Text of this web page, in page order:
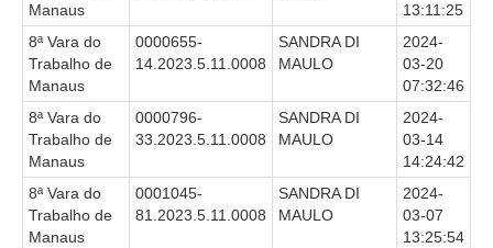
Manaus
13:11:25
8ª Vara do
Trabalho de
Manaus
0000655-
14.2023.5.11.0008
SANDRA DI
MAULO
2024-
03-20
07:32:46
8ª Vara do
Trabalho de
Manaus
0000796-
33.2023.5.11.0008
SANDRA DI
MAULO
2024-
03-14
14:24:42
8ª Vara do
Trabalho de
Manaus
0001045-
81.2023.5.11.0008
SANDRA DI
MAULO
2024-
03-07
13:25:54